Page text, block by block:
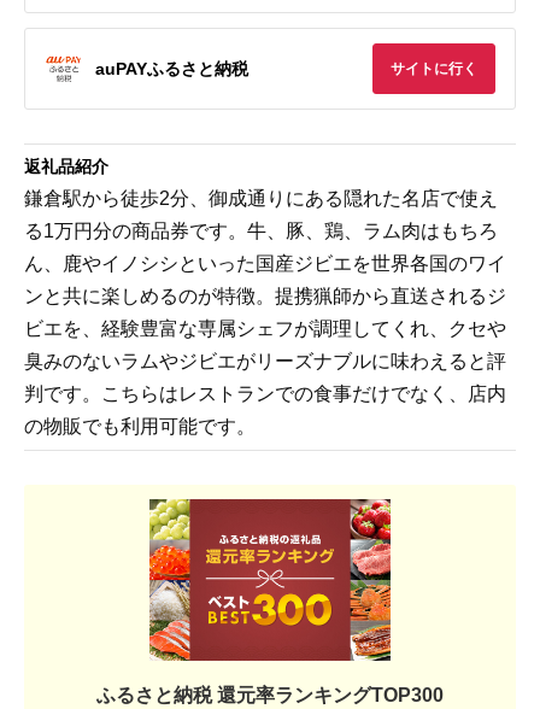
auPAYふるさと納税 サイトに行く
返礼品紹介
鎌倉駅から徒歩2分、御成通りにある隠れた名店で使え
る1万円分の商品券です。牛、豚、鶏、ラム肉はもちろ
ん、鹿やイノシシといった国産ジビエを世界各国のワイ
ンと共に楽しめるのが特徴。提携猟師から直送されるジ
ビエを、経験豊富な専属シェフが調理してくれ、クセや
臭みのないラムやジビエがリーズナブルに味わえると評
判です。こちらはレストランでの食事だけでなく、店内
の物販でも利用可能です。
ふるさと納税 還元率ランキングTOP300